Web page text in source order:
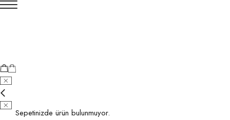
Sepetinizde ürün bulunmuyor.